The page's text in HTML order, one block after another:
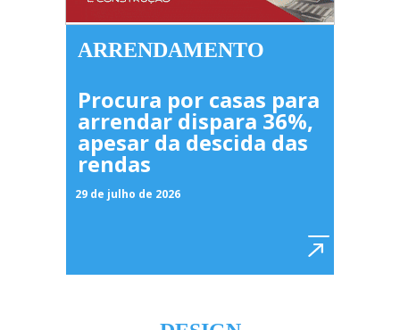
ARRENDAMENTO
Procura por casas para
arrendar dispara 36%,
apesar da descida das
rendas
29 de julho de 2026